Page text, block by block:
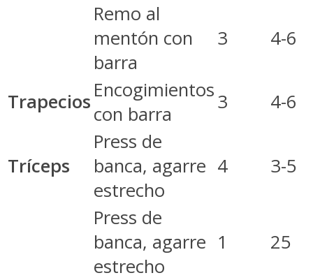
Remo al
mentón con
barra
3 4-6
Trapecios Encogimientos
con barra
3 4-6
Tríceps
Press de
banca, agarre
estrecho
4 3-5
Press de
banca, agarre
estrecho
1 25